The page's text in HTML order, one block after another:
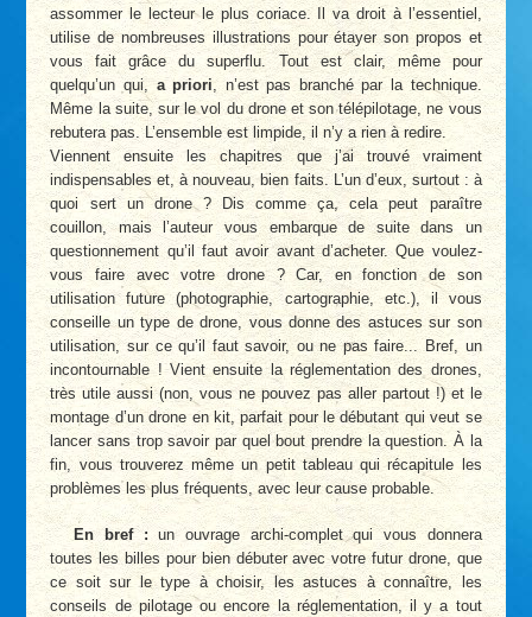
assommer le lecteur le plus coriace. Il va droit à l’essentiel,
utilise de nombreuses illustrations pour étayer son propos et
vous fait grâce du superflu. Tout est clair, même pour
quelqu’un qui, a priori , n’est pas branché par la technique.
Même la suite, sur le vol du drone et son télépilotage, ne vous
rebutera pas. L’ensemble est limpide, il n’y a rien à redire.
Viennent ensuite les chapitres que j’ai trouvé vraiment
indispensables et, à nouveau, bien faits. L’un d’eux, surtout : à
quoi sert un drone ? Dis comme ça, cela peut paraître
couillon, mais l’auteur vous embarque de suite dans un
questionnement qu’il faut avoir avant d’acheter. Que voulez-
vous faire avec votre drone ? Car, en fonction de son
utilisation future (photographie, cartographie, etc.), il vous
conseille un type de drone, vous donne des astuces sur son
utilisation, sur ce qu’il faut savoir, ou ne pas faire... Bref, un
incontournable ! Vient ensuite la réglementation des drones,
très utile aussi (non, vous ne pouvez pas aller partout !) et le
montage d’un drone en kit, parfait pour le débutant qui veut se
lancer sans trop savoir par quel bout prendre la question. À la
fin, vous trouverez même un petit tableau qui récapitule les
problèmes les plus fréquents, avec leur cause probable.
En bref : un ouvrage archi-complet qui vous donnera
toutes les billes pour bien débuter avec votre futur drone, que
ce soit sur le type à choisir, les astuces à connaître, les
conseils de pilotage ou encore la réglementation, il y a tout